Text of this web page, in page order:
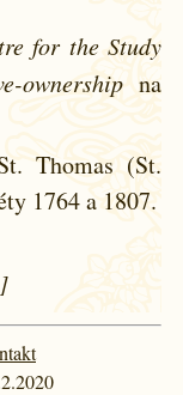
for the Study
ownership na
Thomas (St.
1764 a 1807.